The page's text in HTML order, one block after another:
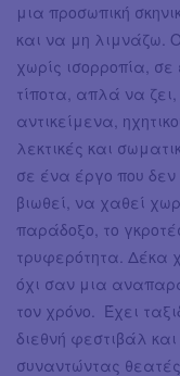
μια προσωπική
και να μη λιμνάζω.
χωρίς ισορροπία,
τίποτα, απλά να
αντικείμενα,
λεκτικές και
σε ένα έργο που
βιωθεί, να χαθεί
παράδοξο, το
τρυφερότητα. Δέκα
όχι σαν μια
τον χρόνο. Έχει
διεθνή φεστιβάλ
συναντώντας